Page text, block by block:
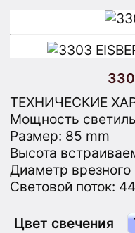
Вход через
ТЕХНИЧЕСКИЕ
Мощность
Размер: 85 mm
Высота
Диаметр
Световой поток:
Цвет свечения